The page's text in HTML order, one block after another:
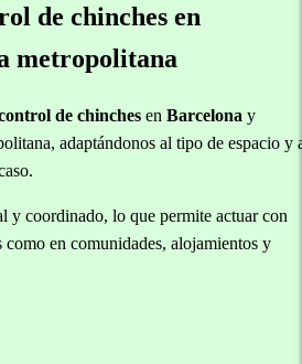
de chinches en
metropolitana
de chinches en Barcelona y
adaptándonos al tipo de espacio y
y coordinado, lo que permite actuar con
en comunidades, alojamientos y